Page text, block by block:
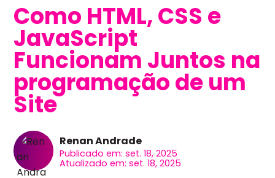
Como HTML, CSS e
JavaScript
Funcionam Juntos na
programação de um
Site
Renan Andrade
Publicado em: set. 18, 2025
Atualizado em: set. 18, 2025